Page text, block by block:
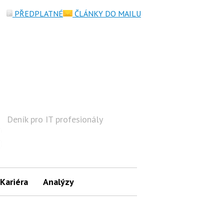
Deník pro IT profesionály
Kariéra Analýzy
PŘEDPLATNÉ ČLÁNKY DO MAILU